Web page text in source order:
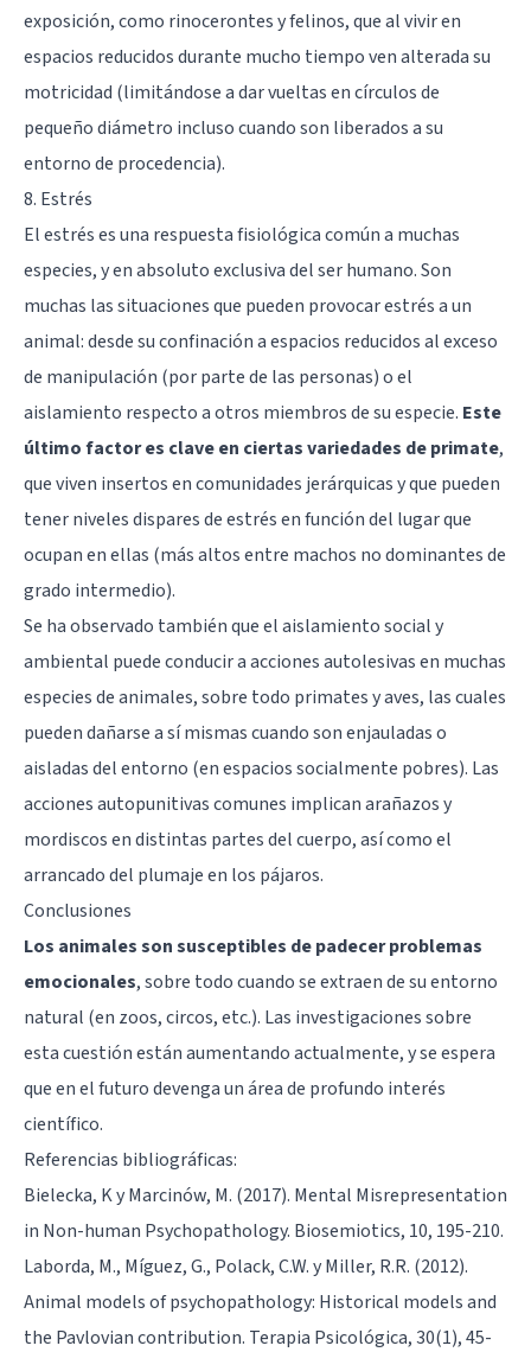
exposición, como rinocerontes y felinos, que al vivir en
espacios reducidos durante mucho tiempo ven alterada su
motricidad (limitándose a dar vueltas en círculos de
pequeño diámetro incluso cuando son liberados a su
entorno de procedencia).
8. Estrés
El estrés es una respuesta fisiológica común a muchas
especies, y en absoluto exclusiva del ser humano. Son
muchas las situaciones que pueden provocar estrés a un
animal: desde su confinación a espacios reducidos al exceso
de manipulación (por parte de las personas) o el
aislamiento respecto a otros miembros de su especie. Este
último factor es clave en ciertas variedades de primate,
que viven insertos en comunidades jerárquicas y que pueden
tener niveles dispares de estrés en función del lugar que
ocupan en ellas (más altos entre machos no dominantes de
grado intermedio).
Se ha observado también que el aislamiento social y
ambiental puede conducir a acciones autolesivas en muchas
especies de animales, sobre todo primates y aves, las cuales
pueden dañarse a sí mismas cuando son enjauladas o
aisladas del entorno (en espacios socialmente pobres). Las
acciones autopunitivas comunes implican arañazos y
mordiscos en distintas partes del cuerpo, así como el
arrancado del plumaje en los pájaros.
Conclusiones
Los animales son susceptibles de padecer problemas
emocionales, sobre todo cuando se extraen de su entorno
natural (en zoos, circos, etc.). Las investigaciones sobre
esta cuestión están aumentando actualmente, y se espera
que en el futuro devenga un área de profundo interés
científico.
Referencias bibliográficas:
Bielecka, K y Marcinów, M. (2017). Mental Misrepresentation
in Non-human Psychopathology. Biosemiotics, 10, 195-210.
Laborda, M., Míguez, G., Polack, C.W. y Miller, R.R. (2012).
Animal models of psychopathology: Historical models and
the Pavlovian contribution. Terapia Psicológica, 30(1), 45-